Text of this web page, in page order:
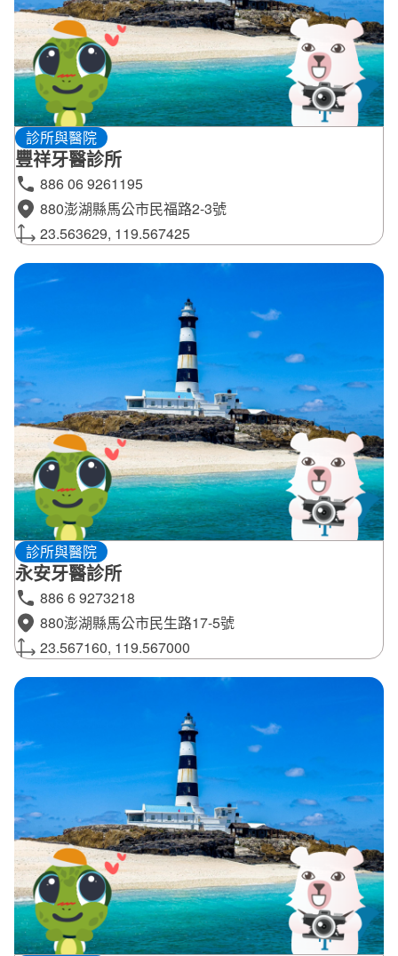
診所與醫院
豐祥牙醫診所
886 06 9261195
880澎湖縣馬公市民福路2-3號
23.563629, 119.567425
診所與醫院
永安牙醫診所
886 6 9273218
880澎湖縣馬公市民生路17-5號
23.567160, 119.567000